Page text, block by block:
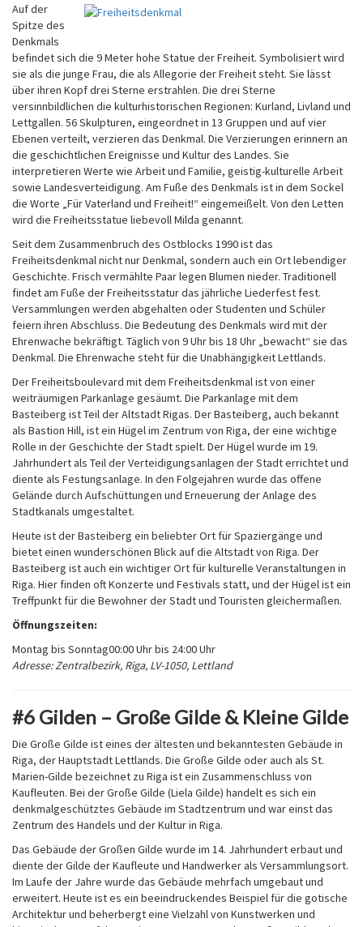
Auf der
Spitze des
Denkmals
befindet sich die 9 Meter hohe Statue der Freiheit. Symbolisiert wird
sie als die junge Frau, die als Allegorie der Freiheit steht. Sie lässt
über ihren Kopf drei Sterne erstrahlen. Die drei Sterne
versinnbildlichen die kulturhistorischen Regionen: Kurland, Livland und
Lettgallen. 56 Skulpturen, eingeordnet in 13 Gruppen und auf vier
Ebenen verteilt, verzieren das Denkmal. Die Verzierungen erinnern an
die geschichtlichen Ereignisse und Kultur des Landes. Sie
interpretieren Werte wie Arbeit und Familie, geistig-kulturelle Arbeit
sowie Landesverteidigung. Am Fuße des Denkmals ist in dem Sockel
die Worte „Für Vaterland und Freiheit!“ eingemeißelt. Von den Letten
wird die Freiheitsstatue liebevoll Milda genannt.
Seit dem Zusammenbruch des Ostblocks 1990 ist das
Freiheitsdenkmal nicht nur Denkmal, sondern auch ein Ort lebendiger
Geschichte. Frisch vermählte Paar legen Blumen nieder. Traditionell
findet am Fuße der Freiheitsstatur das jährliche Liederfest fest.
Versammlungen werden abgehalten oder Studenten und Schüler
feiern ihren Abschluss. Die Bedeutung des Denkmals wird mit der
Ehrenwache bekräftigt. Täglich von 9 Uhr bis 18 Uhr „bewacht“ sie das
Denkmal. Die Ehrenwache steht für die Unabhängigkeit Lettlands.
Der Freiheitsboulevard mit dem Freiheitsdenkmal ist von einer
weiträumigen Parkanlage gesäumt. Die Parkanlage mit dem
Basteiberg ist Teil der Altstadt Rigas. Der Basteiberg, auch bekannt
als Bastion Hill, ist ein Hügel im Zentrum von Riga, der eine wichtige
Rolle in der Geschichte der Stadt spielt. Der Hügel wurde im 19.
Jahrhundert als Teil der Verteidigungsanlagen der Stadt errichtet und
diente als Festungsanlage. In den Folgejahren wurde das offene
Gelände durch Aufschüttungen und Erneuerung der Anlage des
Stadtkanals umgestaltet.
Heute ist der Basteiberg ein beliebter Ort für Spaziergänge und
bietet einen wunderschönen Blick auf die Altstadt von Riga. Der
Basteiberg ist auch ein wichtiger Ort für kulturelle Veranstaltungen in
Riga. Hier finden oft Konzerte und Festivals statt, und der Hügel ist ein
Treffpunkt für die Bewohner der Stadt und Touristen gleichermaßen.
Öffnungszeiten:
Montag bis Sonntag00:00 Uhr bis 24:00 Uhr
Adresse: Zentralbezirk, Riga, LV-1050, Lettland
#6 Gilden – Große Gilde & Kleine Gilde
Die Große Gilde ist eines der ältesten und bekanntesten Gebäude in
Riga, der Hauptstadt Lettlands. Die Große Gilde oder auch als St.
Marien-Gilde bezeichnet zu Riga ist ein Zusammenschluss von
Kaufleuten. Bei der Große Gilde (Liela Gilde) handelt es sich ein
denkmalgeschütztes Gebäude im Stadtzentrum und war einst das
Zentrum des Handels und der Kultur in Riga.
Das Gebäude der Großen Gilde wurde im 14. Jahrhundert erbaut und
diente der Gilde der Kaufleute und Handwerker als Versammlungsort.
Im Laufe der Jahre wurde das Gebäude mehrfach umgebaut und
erweitert. Heute ist es ein beeindruckendes Beispiel für die gotische
Architektur und beherbergt eine Vielzahl von Kunstwerken und